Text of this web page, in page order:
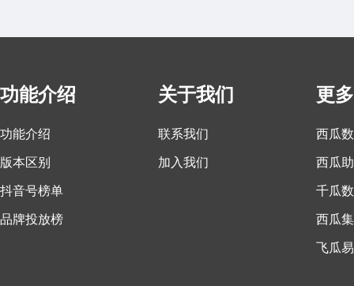
功能介绍
功能介绍
版本区别
抖音号榜单
品牌投放榜
关于我们
联系我们
加入我们
更
西瓜
西瓜
千瓜
西瓜集
飞瓜